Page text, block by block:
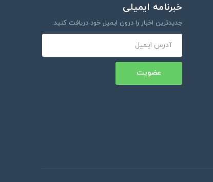
خبرنامه ایمیلی
جدیدترین اخبار را درون ایمیل خود دریافت کنید.
عضویت